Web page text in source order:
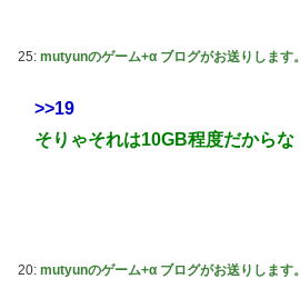
25: mutyunのゲーム+α ブログがお送りします。
>>19
そりゃそれは10GB程度だからな
20: mutyunのゲーム+α ブログがお送りします。